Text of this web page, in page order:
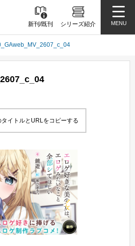
新刊/既刊 シリーズ紹介 MENU
タイトルとURLをコピーする